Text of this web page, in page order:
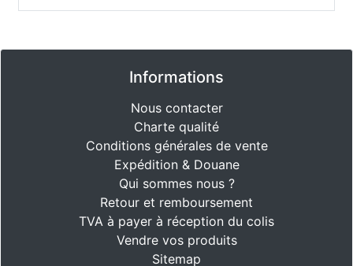
Informations
Nous contacter
Charte qualité
Conditions générales de vente
Expédition & Douane
Qui sommes nous ?
Retour et remboursement
TVA à payer à réception du colis
Vendre vos produits
Sitemap